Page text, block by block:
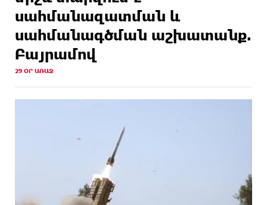
սահմանազատման և
սահմանագծման աշխատանք.
Բայրամով
29 ՕՐ ԱՌԱՋ